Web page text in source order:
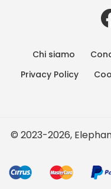
Chi siamo
Privacy Policy
© 2023-2026,